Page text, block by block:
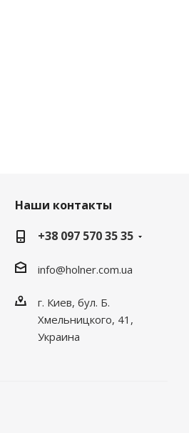
Наши контакты
+38 097 570 35 35
info@holner.com.ua
г. Киев, бул. Б.
Хмельницкого, 41,
Украина